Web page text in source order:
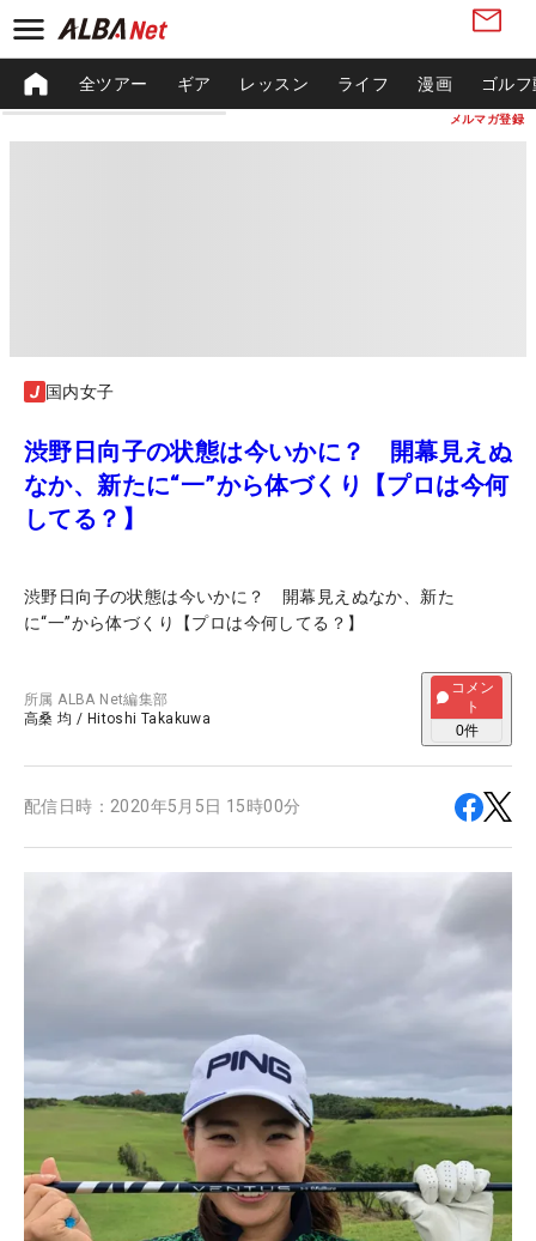
メルマガ登録
全ツアー ギア レッスン ライフ 漫画 ゴル
国内女子
渋野日向子の状態は今いかに？ 開幕見えぬ
なか、新たに“一”から体づくり【プロは今何
してる？】
渋野日向子の状態は今いかに？ 開幕見えぬなか、新た
に“一”から体づくり【プロは今何してる？】
所属ALBA Net編集部
高桑 均 / Hitoshi Takakuwa
コメン
ト
0件
配信日時： 2020年5月5日 15時00分